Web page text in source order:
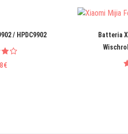
/ HPDC9902
Batteria